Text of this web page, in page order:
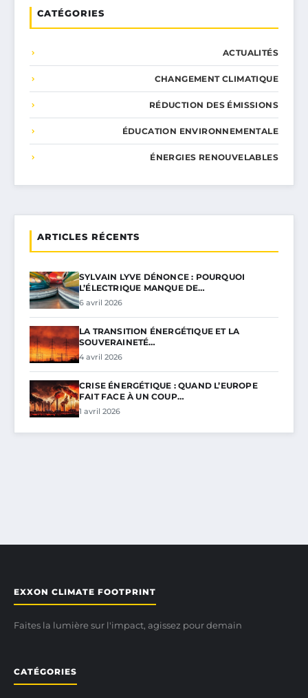
CATÉGORIES
ACTUALITÉS
CHANGEMENT CLIMATIQUE
RÉDUCTION DES ÉMISSIONS
ÉDUCATION ENVIRONNEMENTALE
ÉNERGIES RENOUVELABLES
ARTICLES RÉCENTS
SYLVAIN LYVE DÉNONCE : POURQUOI
L’ÉLECTRIQUE MANQUE DE…
6 avril 2026
LA TRANSITION ÉNERGÉTIQUE ET LA
SOUVERAINETÉ…
4 avril 2026
CRISE ÉNERGÉTIQUE : QUAND L’EUROPE
FAIT FACE À UN COUP…
1 avril 2026
EXXON CLIMATE FOOTPRINT
Faites la lumière sur l'impact, agissez pour demain
CATÉGORIES